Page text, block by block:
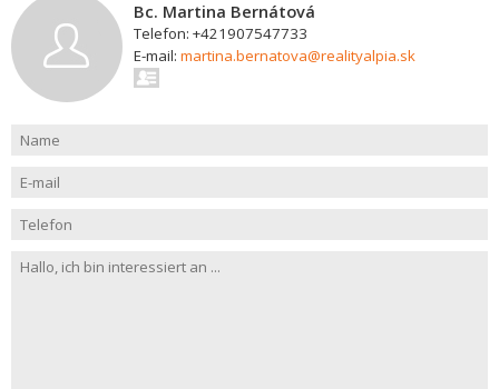
Bc. Martina Bernátová
Telefon: +421907547733
E-mail: martina.bernatova@realityalpia.sk